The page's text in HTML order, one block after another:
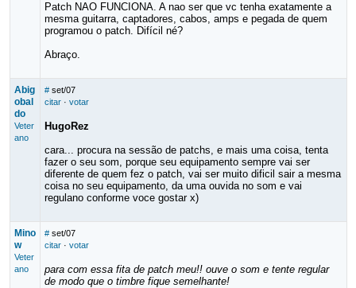
Patch NAO FUNCIONA. A nao ser que vc tenha exatamente a
mesma guitarra, captadores, cabos, amps e pegada de quem
programou o patch. Difícil né?
Abraço.
Abig
obal
do
Veter
ano
# set/07
citar· votar
HugoRez
cara... procura na sessão de patchs, e mais uma coisa, tenta
fazer o seu som, porque seu equipamento sempre vai ser
diferente de quem fez o patch, vai ser muito dificil sair a mesma
coisa no seu equipamento, da uma ouvida no som e vai
regulano conforme voce gostar x)
Mino
w
Veter
ano
# set/07
citar· votar
para com essa fita de patch meu!! ouve o som e tente regular
de modo que o timbre fique semelhante!